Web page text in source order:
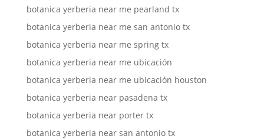
botanica yerberia near me pearland tx
botanica yerberia near me san antonio tx
botanica yerberia near me spring tx
botanica yerberia near me ubicación
botanica yerberia near me ubicación houston
botanica yerberia near pasadena tx
botanica yerberia near porter tx
botanica yerberia near san antonio tx